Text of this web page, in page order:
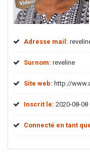
Adresse mail:
Surnom: reveline
Site web: http://
Inscrit le: 2020-08-08
Connecté en tant